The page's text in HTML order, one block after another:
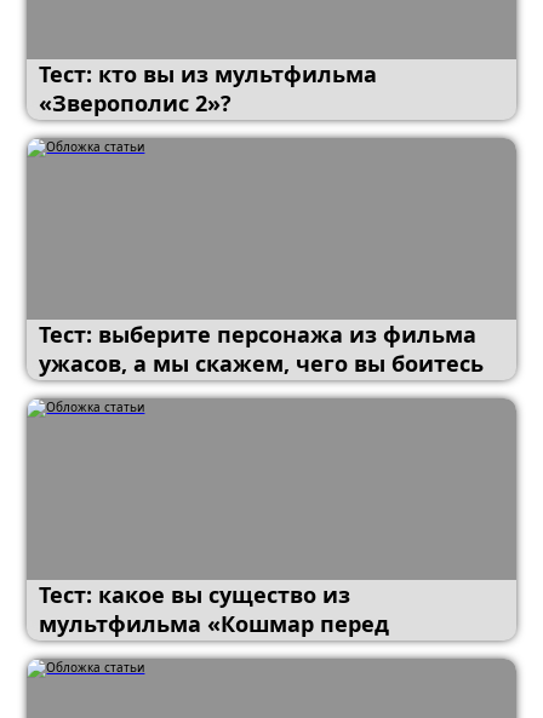
Тест: кто вы из мультфильма
«Зверополис 2»?
Тест: выберите персонажа из фильма
ужасов, а мы скажем, чего вы боитесь
больше всего
Тест: какое вы существо из
мультфильма «Кошмар перед
Рождеством»?